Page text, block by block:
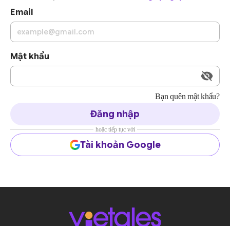
Email
Mật khẩu
Bạn quên mật khẩu?
Đăng nhập
hoặc tiếp tục với
Tài khoản Google